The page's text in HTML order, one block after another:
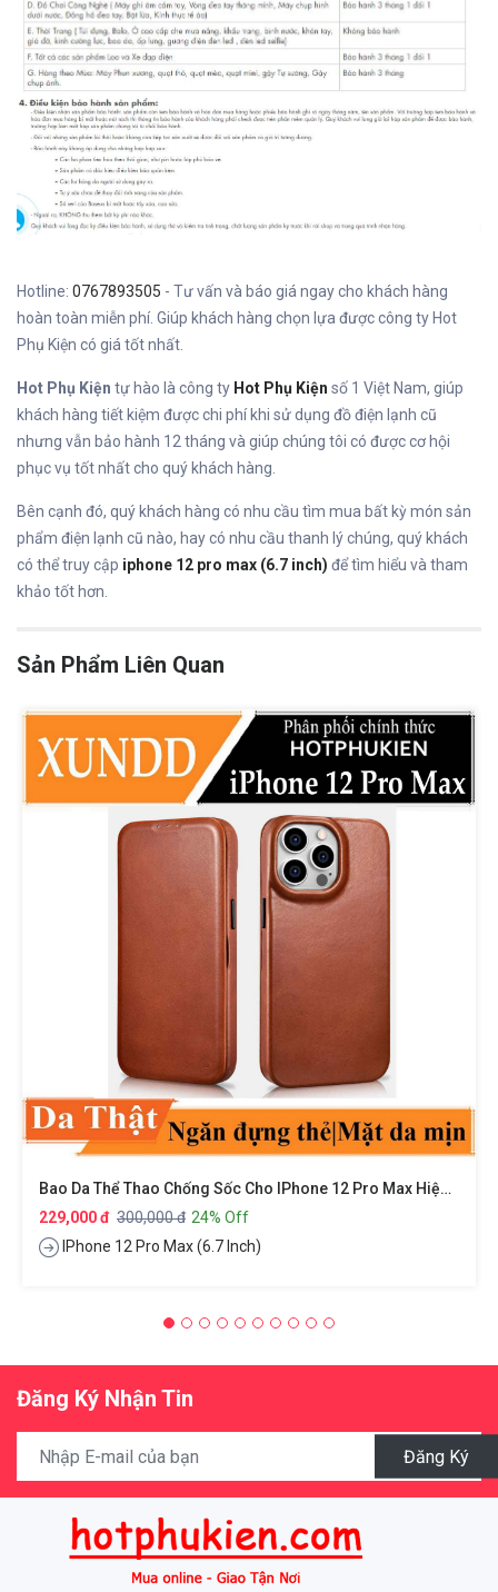
Hotline: 0767893505 - Tư vấn và báo giá ngay cho khách hàng
hoàn toàn miễn phí. Giúp khách hàng chọn lựa được công ty Hot
Phụ Kiện có giá tốt nhất.
Hot Phụ Kiện tự hào là công ty Hot Phụ Kiện số 1 Việt Nam, giúp
khách hàng tiết kiệm được chi phí khi sử dụng đồ điện lạnh cũ
nhưng vẫn bảo hành 12 tháng và giúp chúng tôi có được cơ hội
phục vụ tốt nhất cho quý khách hàng.
Bên cạnh đó, quý khách hàng có nhu cầu tìm mua bất kỳ món sản
phẩm điện lạnh cũ nào, hay có nhu cầu thanh lý chúng, quý khách
có thể truy cập iphone 12 pro max (6.7 inch) để tìm hiểu và tham
khảo tốt hơn.
Sản Phẩm Liên Quan
Bao Da Thể Thao Chống Sốc Cho IPhone 12 Pro Max Hiệu XUNDD Gra Series Có Ngăn Đựng Thẻ Card ATM Visit Cao Cấp Bảo Vệ Toàn Diện 360 Độ, Smartsleep Thông Minh
229,000 đ 300,000 đ 24% Off
IPhone 12 Pro Max (6.7 Inch)
Đăng Ký Nhận Tin
Đăng Ký